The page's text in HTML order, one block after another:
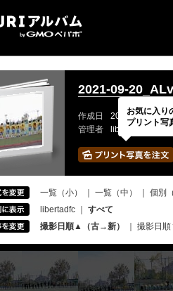
2021-09-
作成日 2022 / 07 / 30
管理者
libertadfcさん
一覧（小） 一覧（中） 個別
libertadfc
すべて
撮影日順▲（古→新）
撮影日
お気に入り
プリント写